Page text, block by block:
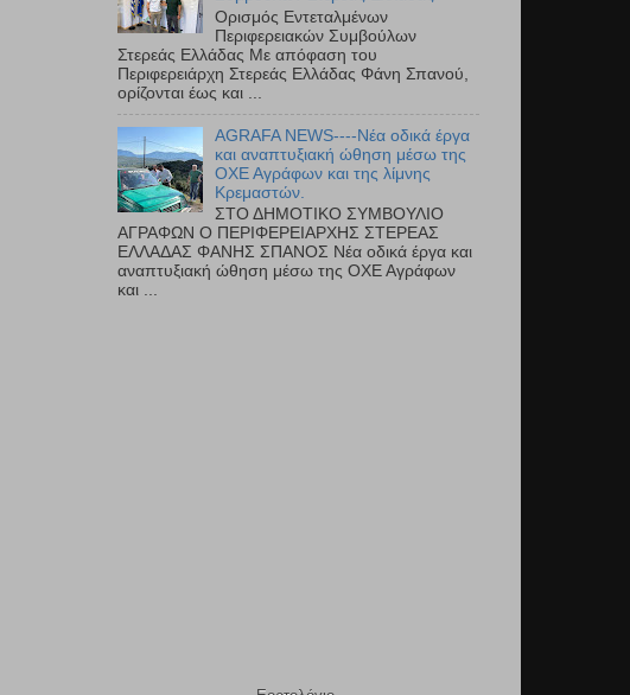
Ορισμός Εντεταλμένων
Περιφερειακών Συμβούλων
Στερεάς Ελλάδας Με απόφαση του
Περιφερειάρχη Στερεάς Ελλάδας Φάνη Σπανού,
ορίζονται έως και ...
AGRAFA NEWS----Νέα οδικά έργα
και αναπτυξιακή ώθηση μέσω της
ΟΧΕ Αγράφων και της λίμνης
Κρεμαστών.
ΣΤΟ ΔΗΜΟΤΙΚΟ ΣΥΜΒΟΥΛΙΟ
ΑΓΡΑΦΩΝ Ο ΠΕΡΙΦΕΡΕΙΑΡΧΗΣ ΣΤΕΡΕΑΣ
ΕΛΛΑΔΑΣ ΦΑΝΗΣ ΣΠΑΝΟΣ Νέα οδικά έργα και
αναπτυξιακή ώθηση μέσω της ΟΧΕ Αγράφων
και ...